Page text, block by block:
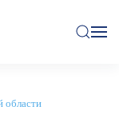
области